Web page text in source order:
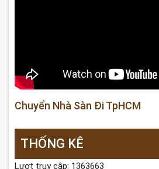
Chuyển Nhà Sàn Đi TpHCM
THỐNG KÊ
Lượt truy cập: 1363663